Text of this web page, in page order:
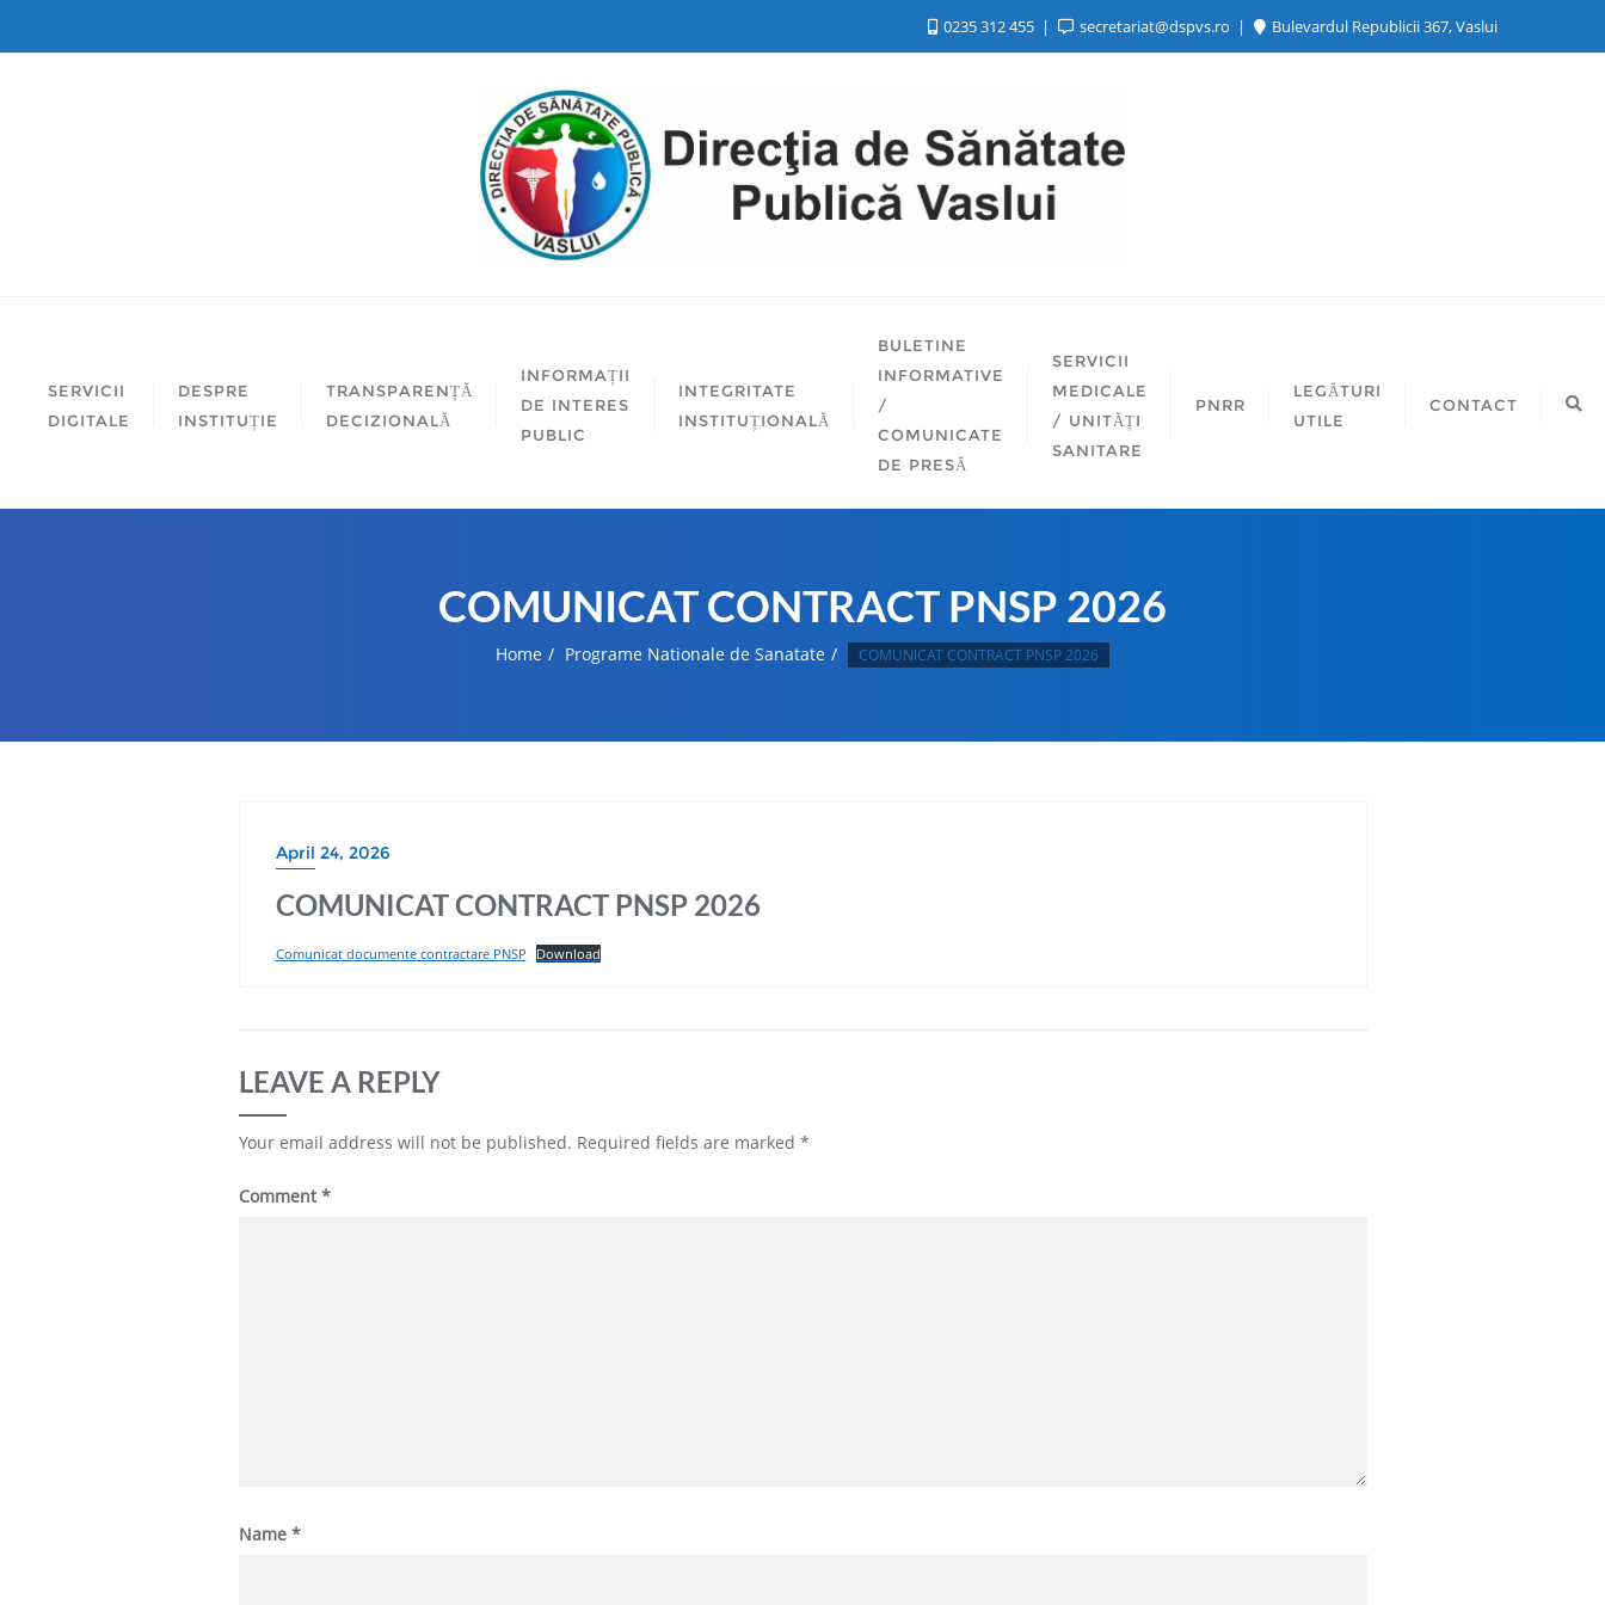
0235 312 455 secretariat@dspvs.ro Bulevardul Republicii 367, Vaslui
SERVICII
DIGITALE
DESPRE
INSTITUȚIE
TRANSPARENȚĂ
DECIZIONALĂ
INFORMAȚII
DE INTERES
PUBLIC
INTEGRITATE
INSTITUȚIONALĂ
BULETINE
INFORMATIVE
/
COMUNICATE
DE PRESĂ
SERVICII
MEDICALE
/ UNITĂȚI
SANITARE
PNRR
LEGĂTURI
UTILE
CONTACT
COMUNICAT CONTRACT PNSP 2026
Home Programe Nationale de Sanatate COMUNICAT CONTRACT PNSP 2026
April 24, 2026
COMUNICAT CONTRACT PNSP 2026
Comunicat documente contractare PNSP Download
LEAVE A REPLY
Your email address will not be published. Required fields are marked *
Comment*
Name *